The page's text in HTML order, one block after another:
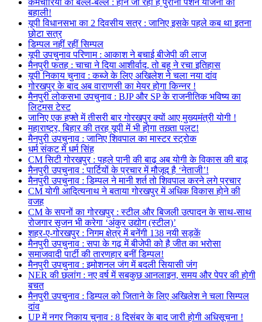
कर्मचारियों की बल्ले-बल्ले : होने जा रही है पुरानी पेंशन योजना की
बहाली!
यूपी विधानसभा का 2 दिवसीय सत्र : जानिए इसके पहले कब था इतना
छोटा सत्र
डिम्पल नहीं रहीं सिम्पल
यूपी उपचुनाव परिणाम : आकाश ने बचाई बीजेपी की लाज
मैनपुरी फतह : चाचा ने दिया आशीर्वाद, तो बहू ने रचा इतिहास
यूपी निकाय चुनाव : कब्जे के लिए अखिलेश ने चला नया दांव
गोरखपुर के बाद अब वाराणसी का मेयर होगा किन्नर !
मैनपुरी लोकसभा उपचुनाव : BJP और SP के राजनीतिक भविष्य का
लिटमस टेस्ट
जानिए एक हफ्ते में तीसरी बार गोरखपुर क्यों आए मुख्यमंत्री योगी !
महाराष्ट्र, बिहार की तरह यूपी में भी होगा तख़्ता पलट!
मैनपुरी उपचुनाव : जानिए शिवपाल का मास्टर स्ट्रोक
धर्म संकट में धर्म सिंह
CM सिटी गोरखपुर : पहले पानी की बाढ़ अब योगी के विकास की बाढ़
मैनपुरी उपचुनाव : पार्टियों के प्रचार में मौजूद है ‘नेताजी’!
मैनपुरी उपचुनाव : डिम्पल ने मानी शर्त तो शिवपाल करने लगे प्रचार
CM योगी आदित्यनाथ ने बताया गोरखपुर में अधिक विकास होने की
वजह
CM के सपनों का गोरखपुर : स्टील और बिजली उत्पादन के साथ-साथ
रोजगार सृजन भी करेगा ‘अंकुर उद्योग (स्टील)’
शहर-ए-गोरखपुर : निगम क्षेत्र में बनेंगी 138 नयी सड़कें
मैनपुरी उपचुनाव : सपा के गढ़ में बीजेपी को है जीत का भरोसा
समाजवादी पार्टी की तारणहार बनीं डिम्पल!
मैनपुरी उपचुनाव : इमोशनल जंग में बदली सियासी जंग
NER की छलांग : नए वर्ष में सबकुछ आनलाइन, समय और पेपर की होगी
बचत
मैनपुरी उपचुनाव : डिम्पल को जिताने के लिए अखिलेश ने चला सिम्पल
दांव
UP में नगर निकाय चुनाव : 8 दिसंबर के बाद जारी होगी अधिसूचना !